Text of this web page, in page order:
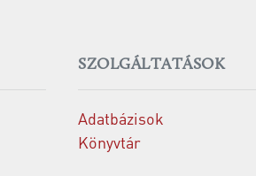
SZOLGÁLTATÁSOK
Adatbázisok
Könyvtár